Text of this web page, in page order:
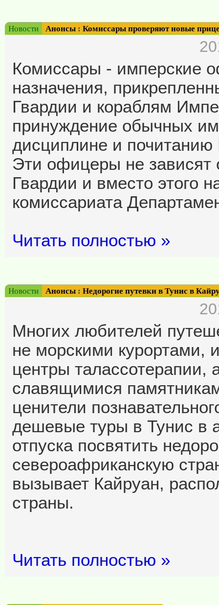
Новости Анонсы : Комиссары проверяют новые
Комиссары - имперские
назначения,
Гвардии и кораблям
принуждение обычных
дисциплине и
Эти офицеры не зависят
Гвардии и вместо этого
комиссариата
Читать полностью »
Новости Анонсы : Недорогие путевки в Тунис в
Многих любителей
не морскими курортами,
центры талассотерапии,
славящимися
ценители
дешевые туры в Тунис в
отпуска посвятить
североафриканскую
вызывает Кайруан,
страны.
Читать полностью »